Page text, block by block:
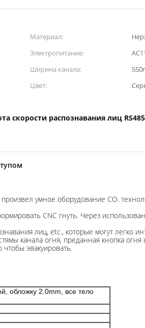
Материал:
Электропитание:
Ширина канала:
Цвет:
скорости распознавания лиц RS485
умное оборудование CO.
CNC гнуть. Через
лиц, etc., которые могут легко
канала огня, преданная кнопка
чтобы эвакуировать.
обложку 2.0mm, все тело